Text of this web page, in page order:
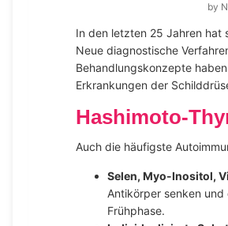
by
In den letzten 25 Jahren hat
Neue diagnostische
Behandlungskonzepte
Erkrankungen der
Hashimoto-
Auch die häufigste
Selen, Myo-Inositol,
Antikörper senken
Frühphase.